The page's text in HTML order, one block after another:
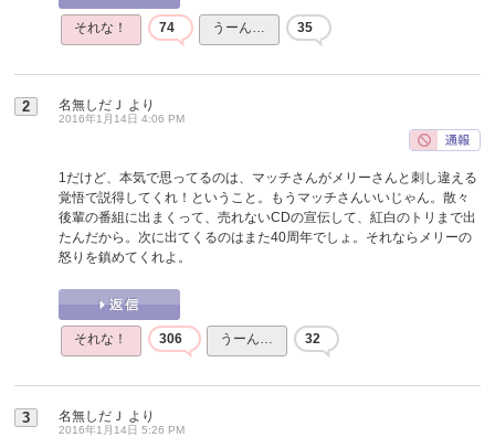
それな！ 74 うーん… 35
2 名無しだＪ より
2016年1月14日 4:06 PM
1だけど、本気で思ってるのは、マッチさんがメリーさんと刺し違える
覚悟で説得してくれ！ということ。もうマッチさんいいじゃん。散々
後輩の番組に出まくって、売れないCDの宣伝して、紅白のトリまで出
たんだから。次に出てくるのはまた40周年でしょ。それならメリーの
怒りを鎮めてくれよ。
それな！ 306 うーん… 32
3 名無しだＪ より
2016年1月14日 5:26 PM